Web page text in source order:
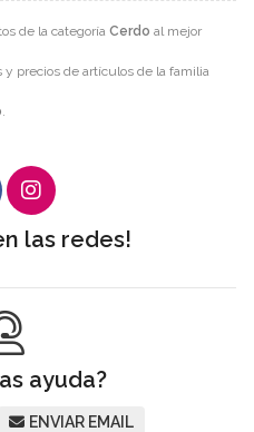
de la categoría Cerdo al mejor
y precios de artículos de la familia
.
las redes!
ayuda?
ENVIAR EMAIL